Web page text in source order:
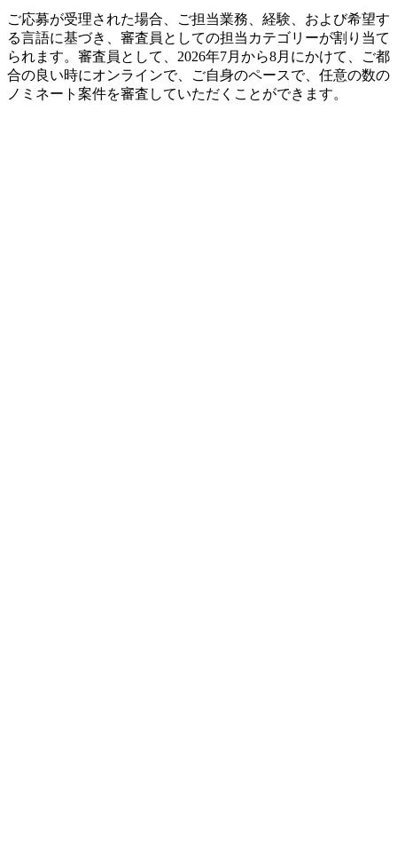
ご応募が受理された場合、ご担当業務、経験、および希望す
る言語に基づき、審査員としての担当カテゴリーが割り当て
られます。審査員として、2026年7月から8月にかけて、ご都
合の良い時にオンラインで、ご自身のペースで、任意の数の
ノミネート案件を審査していただくことができます。